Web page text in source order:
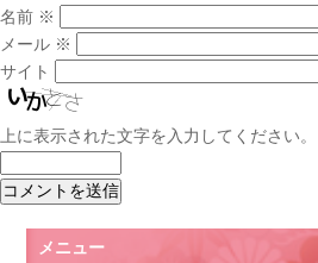
名前 ※
メール ※
サイト
上に表示された文字を入力してください。
メニュー